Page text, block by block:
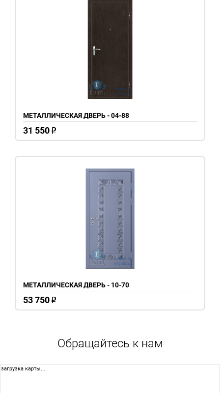
МЕТАЛЛИЧЕСКАЯ ДВЕРЬ - 04-88
31 550 o
МЕТАЛЛИЧЕСКАЯ ДВЕРЬ - 10-70
53 750 o
Обращайтесь к нам
загрузка карты...